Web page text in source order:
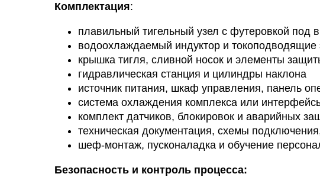
Комплектация:
плавильный тигельный узел с футеровкой под
водоохлаждаемый индуктор и токоподводящие
крышка тигля, сливной носок и элементы
гидравлическая станция и цилиндры наклона
источник питания, шкаф управления, панель
система охлаждения комплекса или
комплект датчиков, блокировок и аварийных
техническая документация, схемы
шеф-монтаж, пусконаладка и обучение
Безопасность и контроль процесса: